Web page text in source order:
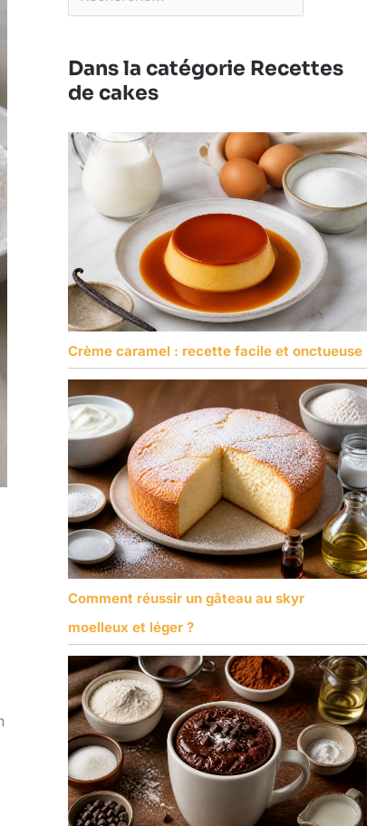
Dans la catégorie Recettes
de cakes
Crème caramel : recette facile et onctueuse
Comment réussir un gâteau au skyr
moelleux et léger ?